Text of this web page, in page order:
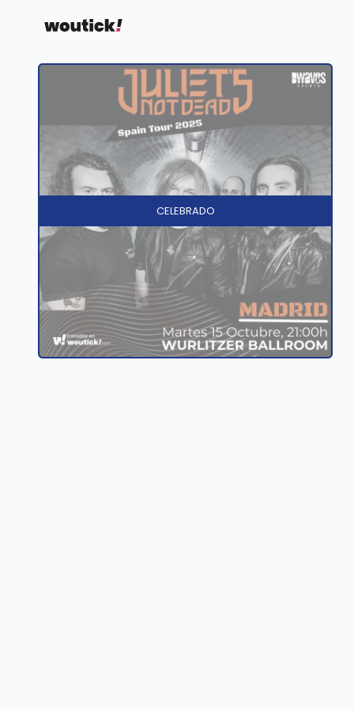
CELEBRADO